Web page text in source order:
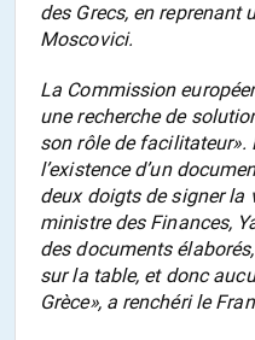
des Grecs, en reprenant
Moscovici.
La Commission
une recherche de
son rôle de
l’existence d’un
deux doigts de signer la
ministre des Finances,
des documents
sur la table, et donc
Grèce», a renchéri le